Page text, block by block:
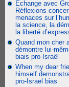
Échange avec
Réflexions
menaces sur
la science, la
la liberté
Quand mon cher
démontre lui-
biais pro-Israël
When my dear
himself
pro-Israel bias